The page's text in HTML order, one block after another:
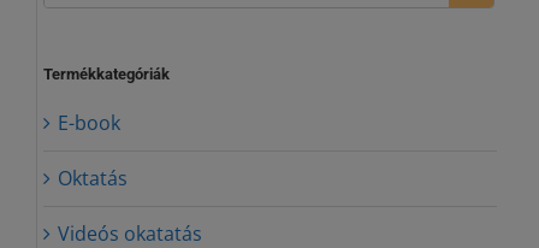
Termékkategóriák
E-book
Oktatás
Videós okatatás